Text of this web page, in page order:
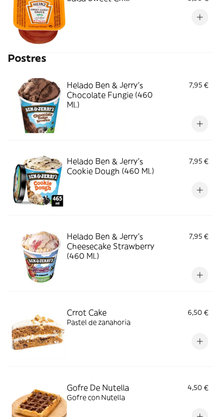
Postres
Helado Ben & Jerry's
Chocolate Fungie (460
Ml.)
7,95 €
Helado Ben & Jerry's
Cookie Dough (460 Ml.)
7,95 €
Helado Ben & Jerry's
Cheesecake Strawberry
(460 Ml.)
7,95 €
Crrot Cake
6,50 €
Pastel de zanahoria
Gofre De Nutella
4,50 €
Gofre con Nutella